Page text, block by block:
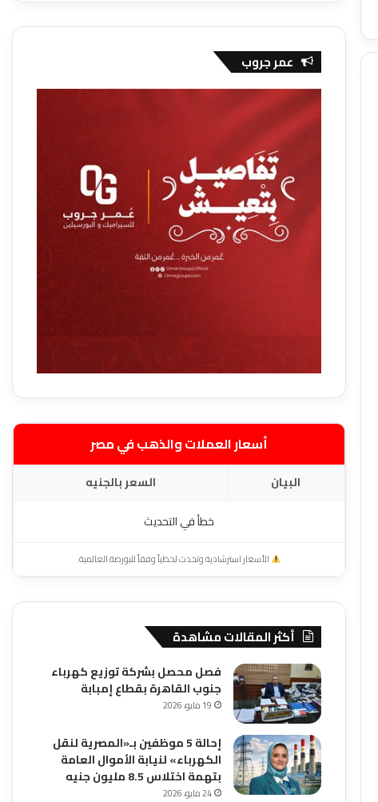
عمر جروب
أسعار العملات والذهب في مصر
البيان
السعر بالجنيه
خطأ في التحديث
الأسعار استرشادية وتحدث لحظياً وفقاً للبورصة العالمية.
أكثر المقالات مشاهدة
فصل محصل بشركة توزيع كهرباء
جنوب القاهرة بقطاع إمبابة
19 مايو، 2026
إحالة 5 موظفين بـ«المصرية لنقل
الكهرباء» لنيابة الأموال العامة
بتهمة اختلاس 8.5 مليون جنيه
24 مايو، 2026